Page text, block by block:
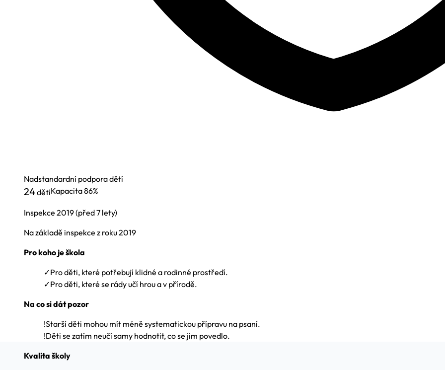
Nadstandardní podpora dětí
24dětíKapacita86%
Inspekce 2019(před 7 lety)
Na základě inspekce z roku 2019
Pro koho je škola
✓Pro děti, které potřebují klidné a rodinné prostředí.
✓Pro děti, které se rády učí hrou a v přírodě.
Na co si dát pozor
!Starší děti mohou mít méně systematickou přípravu na psaní.
!Děti se zatím neučí samy hodnotit, co se jim povedlo.
Kvalita školy